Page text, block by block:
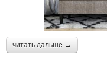
читать дальше →